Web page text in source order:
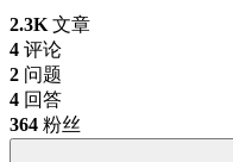
2.3K 文章
4 评论
2 问题
4 回答
364 粉丝